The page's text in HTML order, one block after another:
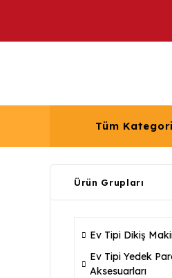
Tüm
Ürün Grupları
Ev Tipi Dikiş
Ev Tipi Yedek
Aksesuarları